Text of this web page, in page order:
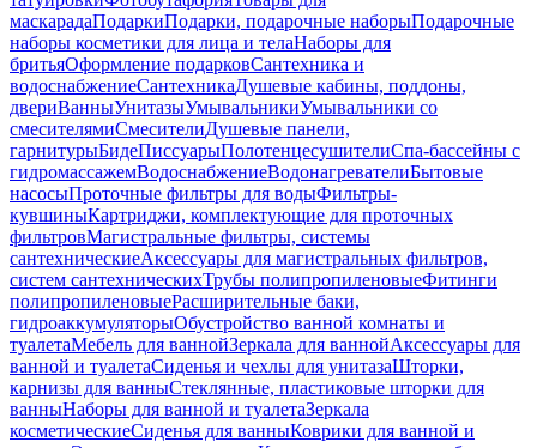
маскарадаПодаркиПодарки, подарочные наборыПодарочные
наборы косметики для лица и телаНаборы для
бритьяОформление подарковСантехника и
водоснабжениеСантехникаДушевые кабины, поддоны,
двериВанныУнитазыУмывальникиУмывальники со
смесителямиСмесителиДушевые панели,
гарнитурыБидеПиссуарыПолотенцесушителиСпа-бассейны с
гидромассажемВодоснабжениеВодонагревателиБытовые
насосыПроточные фильтры для водыФильтры-
кувшиныКартриджи, комплектующие для проточных
фильтровМагистральные фильтры, системы
сантехническиеАксессуары для магистральных фильтров,
систем сантехническихТрубы полипропиленовыеФитинги
полипропиленовыеРасширительные баки,
гидроаккумуляторыОбустройство ванной комнаты и
туалетаМебель для ваннойЗеркала для ваннойАксессуары для
ванной и туалетаСиденья и чехлы для унитазаШторки,
карнизы для ванныСтеклянные, пластиковые шторки для
ванныНаборы для ванной и туалетаЗеркала
косметическиеСиденья для ванныКоврики для ванной и